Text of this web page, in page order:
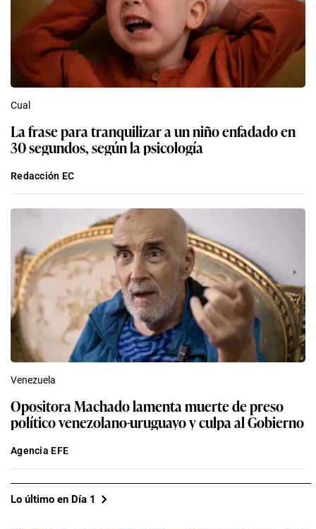
Cual
La frase para tranquilizar a un niño enfadado en
30 segundos, según la psicología
Redacción EC
Venezuela
Opositora Machado lamenta muerte de preso
político venezolano-uruguayo y culpa al Gobierno
Agencia EFE
Lo último en Día 1